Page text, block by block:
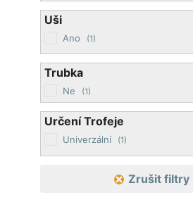
Uši
Ano (1)
Trubka
Ne (1)
Určení Trofeje
Univerzální (1)
Zrušit filtry